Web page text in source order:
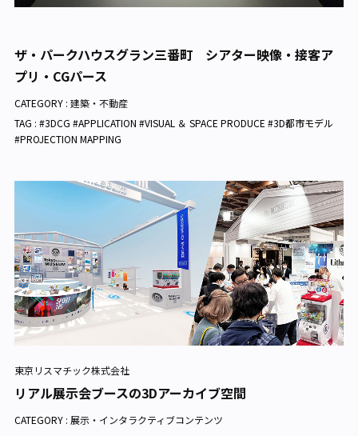
ザ・パークハウスグラン三番町 シアター映像・接客ア
プリ・CGパース
CATEGORY : 建築・不動産
TAG : #3DCG #APPLICATION #VISUAL ＆ SPACE PRODUCE #3D都市モデル
#PROJECTION MAPPING
東京リスマチック株式会社
リアル展示会ブースの3Dアーカイブ空間
CATEGORY : 展示・インタラクティブコンテンツ